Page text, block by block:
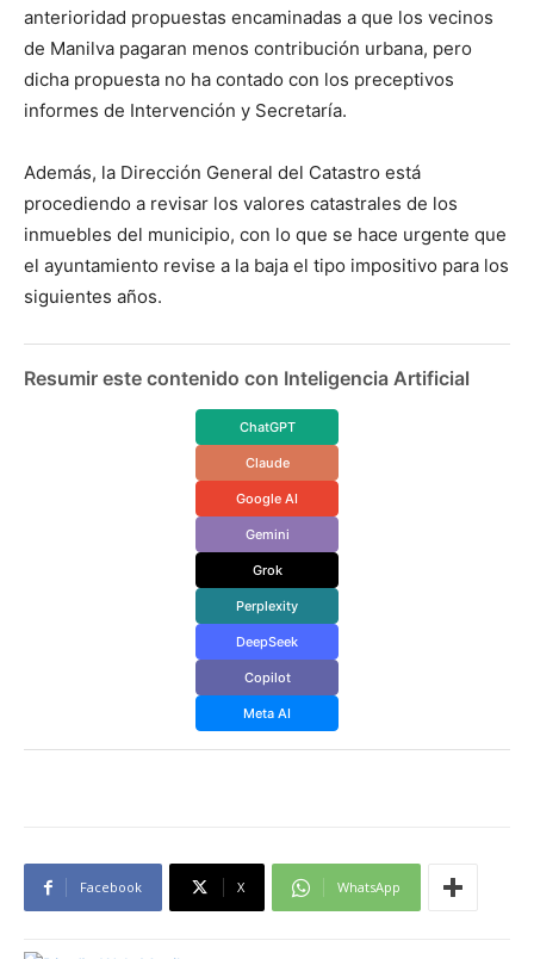
anterioridad propuestas encaminadas a que los vecinos
de Manilva pagaran menos contribución urbana, pero
dicha propuesta no ha contado con los preceptivos
informes de Intervención y Secretaría.
Además, la Dirección General del Catastro está
procediendo a revisar los valores catastrales de los
inmuebles del municipio, con lo que se hace urgente que
el ayuntamiento revise a la baja el tipo impositivo para los
siguientes años.
Resumir este contenido con Inteligencia Artificial
ChatGPT
Claude
Google AI
Gemini
Grok
Perplexity
DeepSeek
Copilot
Meta AI
Facebook X WhatsApp